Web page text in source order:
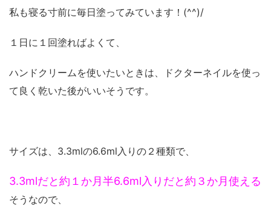
私も寝る寸前に毎日塗ってみています！(^^)/
１日に１回塗ればよくて、
ハンドクリームを使いたいときは、ドクターネイルを使っ
て良く乾いた後がいいそうです。
サイズは、3.3mlの6.6ml入りの２種類で、
3.3mlだと約１か月半6.6ml入りだと約３か月使える
そうなので、